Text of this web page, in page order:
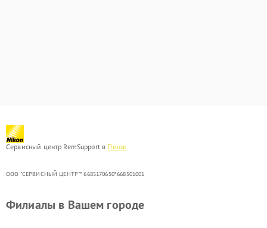
Сервисный центр RemSupport в Пензе
ООО "СЕРВИСНЫЙ ЦЕНТР"* 6685170650*668501001
Филиалы в Вашем городе